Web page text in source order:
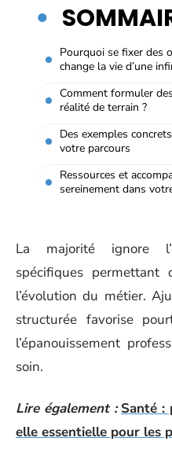
Pourquoi se fixer des
change la vie d’une
Comment formuler
réalité de terrain ?
Des exemples
votre parcours
Ressources et
sereinement dans
La majorité ignore
spécifiques permettant
l’évolution du métier.
structurée favorise
l’épanouissement
soin.
Lire également : Santé :
elle essentielle pour les